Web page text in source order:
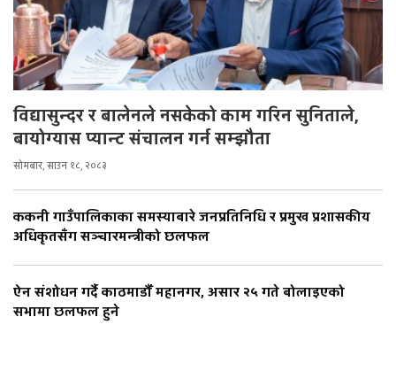
विद्यासुन्दर र बालेनले नसकेको काम गरिन सुनिताले,
बायोग्यास प्यान्ट संचालन गर्न सम्झौता
सोमबार, साउन १८, २०८३
ककनी गाउँपालिकाका समस्याबारे जनप्रतिनिधि र प्रमुख प्रशासकीय
अधिकृतसँग सञ्चारमन्त्रीको छलफल
ऐन संशोधन गर्दै काठमाडौँ महानगर, असार २५ गते बोलाइएको
सभामा छलफल हुने